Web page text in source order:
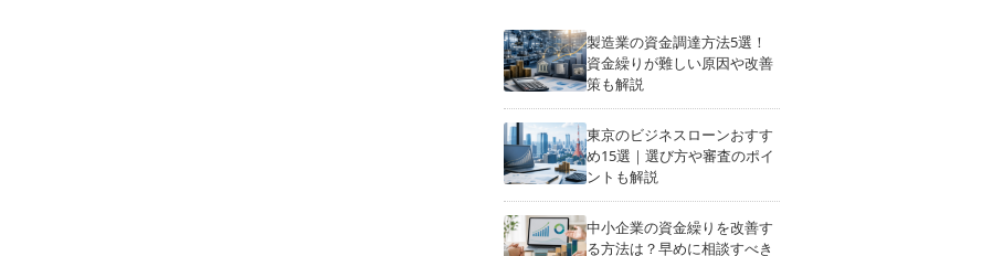
製造業の資金調達方法5選！
資金繰りが難しい原因や改善
策も解説
東京のビジネスローンおすす
め15選｜選び方や審査のポイ
ントも解説
中小企業の資金繰りを改善す
る方法は？早めに相談すべき